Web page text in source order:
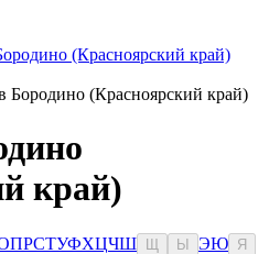
(Красноярский край)
Бородино (Красноярский край)
край)
ПРСТУФХЦЧШ Ы ЭЮ Я